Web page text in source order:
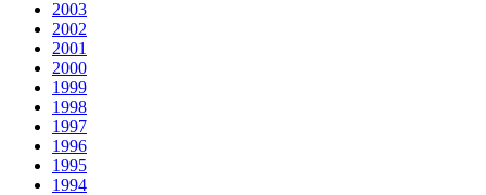
2003
2002
2001
2000
1999
1998
1997
1996
1995
1994